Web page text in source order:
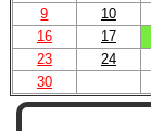
9
10
16
17
23
24
30